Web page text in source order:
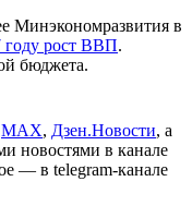
Минэкономразвития в
году рост ВВП.
бюджета.
МАХ, Дзен.Новости, а
новостями в канале
— в telegram-канале